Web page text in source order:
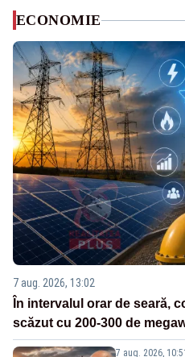
ECONOMIE
7 aug. 2026, 13:02
În intervalul orar de seară,
scăzut cu 200-300 de
7 aug. 2026,